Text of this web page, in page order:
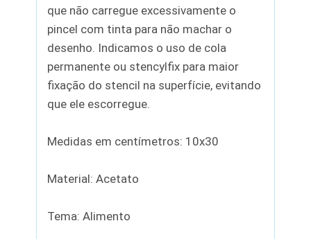
que não carregue excessivamente o
pincel com tinta para não machar o
desenho. Indicamos o uso de cola
permanente ou stencylfix para maior
fixação do stencil na superfície, evitando
que ele escorregue.
Medidas em centímetros: 10x30
Material: Acetato
Tema: Alimento